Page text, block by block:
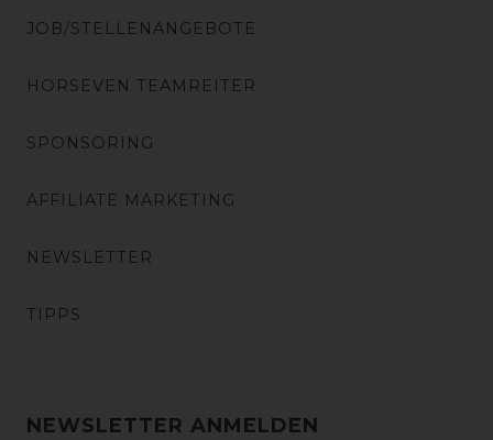
JOB/STELLENANGEBOTE
HORSEVEN TEAMREITER
SPONSORING
AFFILIATE MARKETING
NEWSLETTER
TIPPS
NEWSLETTER ANMELDEN